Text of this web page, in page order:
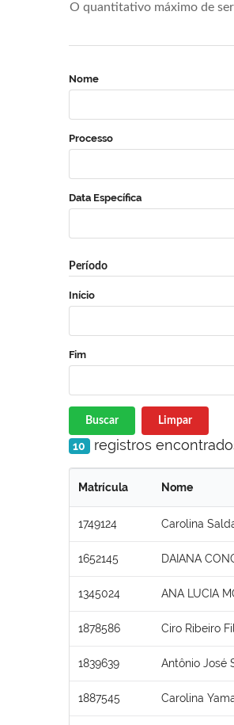
O quantitativo máximo de
Nome
Processo
Data Específica
Período
Início
Fim
Buscar Limpar
10 registros
Matrícula Nome
1749124 Carolina
1652145 DAIANA
1345024 ANA LUCIA
1878586 Ciro Ribeiro
1839639 Antônio José
1887545 Carolina